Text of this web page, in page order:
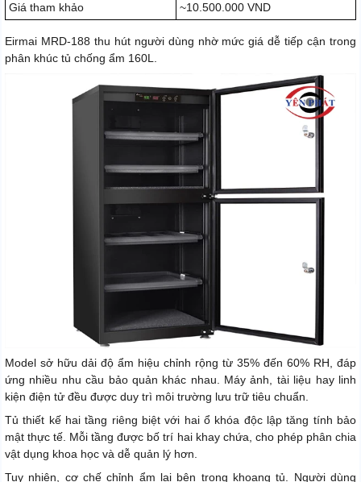
Giá tham khảo
~10.500.000 VND
Eirmai MRD-188 thu hút người dùng nhờ mức giá dễ tiếp cận trong
phân khúc tủ chống ẩm 160L.
Model sở hữu dải độ ẩm hiệu chỉnh rộng từ 35% đến 60% RH, đáp
ứng nhiều nhu cầu bảo quản khác nhau. Máy ảnh, tài liệu hay linh
kiện điện tử đều được duy trì môi trường lưu trữ tiêu chuẩn.
Tủ thiết kế hai tầng riêng biệt với hai ổ khóa độc lập tăng tính bảo
mật thực tế. Mỗi tầng được bố trí hai khay chứa, cho phép phân chia
vật dụng khoa học và dễ quản lý hơn.
Tuy nhiên, cơ chế chỉnh ẩm lại bên trong khoang tủ. Người dùng